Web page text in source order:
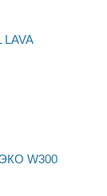
LAVA